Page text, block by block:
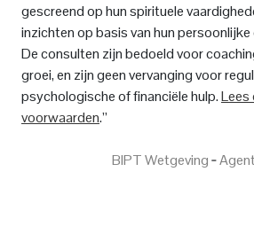
gescreend op hun spirituele
inzichten op basis van hun persoonlijke
De consulten zijn bedoeld voor
groei, en zijn geen vervanging voor
psychologische of financiële hulp.Lees
voorwaarden.”
BIPT Wetgeving‐